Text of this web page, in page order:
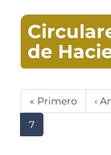
de
Paginación
Primera
página
« Primero ‹
Página
actual
7